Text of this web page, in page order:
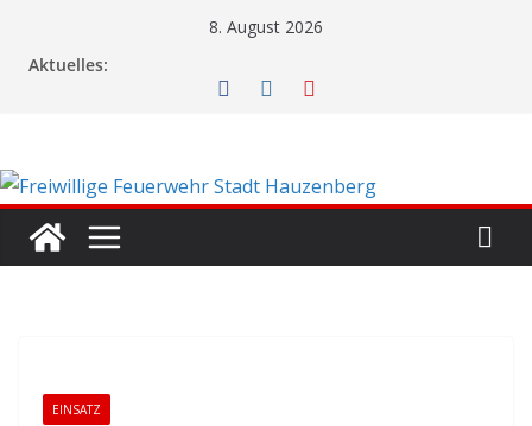
8. August 2026
Aktuelles:
EINSATZ